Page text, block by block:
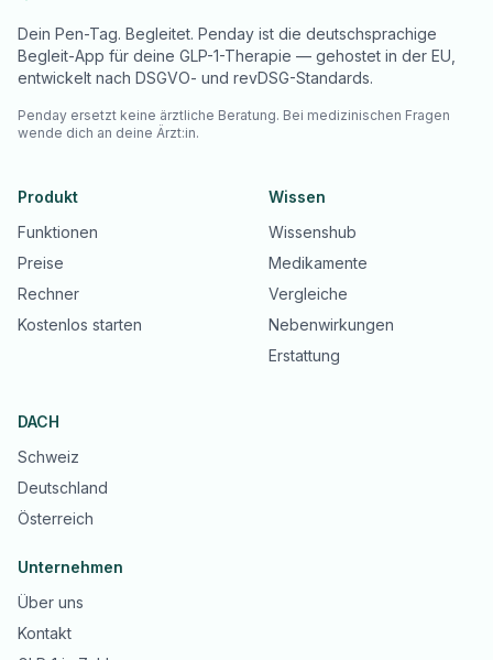
Dein Pen-Tag. Begleitet. Penday ist die deutschsprachige
Begleit-App für deine GLP-1-Therapie — gehostet in der EU,
entwickelt nach DSGVO- und revDSG-Standards.
Penday ersetzt keine ärztliche Beratung. Bei medizinischen Fragen
wende dich an deine Ärzt:in.
Produkt
Funktionen
Preise
Rechner
Kostenlos starten
Wissen
Wissenshub
Medikamente
Vergleiche
Nebenwirkungen
Erstattung
DACH
Schweiz
Deutschland
Österreich
Unternehmen
Über uns
Kontakt